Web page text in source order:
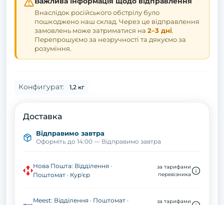
Внаслідок російського обстрілу було
пошкоджено наш склад. Через це відправлення
замовлень може затриматися на 2–3 дні.
Перепрошуємо за незручності та дякуємо за
розуміння.
Конфигурат: 1,2 кг
Доставка
Відправимо завтра
Оформіть до 14:00 — Відправимо завтра
Нова Пошта: Відділення ·
Поштомат · Кур'єр
за тарифами
перевізника
Meest: Відділення · Поштомат ·
за тарифами